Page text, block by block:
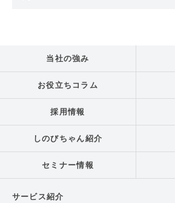
当社の強み
お役立ちコラム
採用情報
しのびちゃん紹介
セミナー情報
サービス紹介